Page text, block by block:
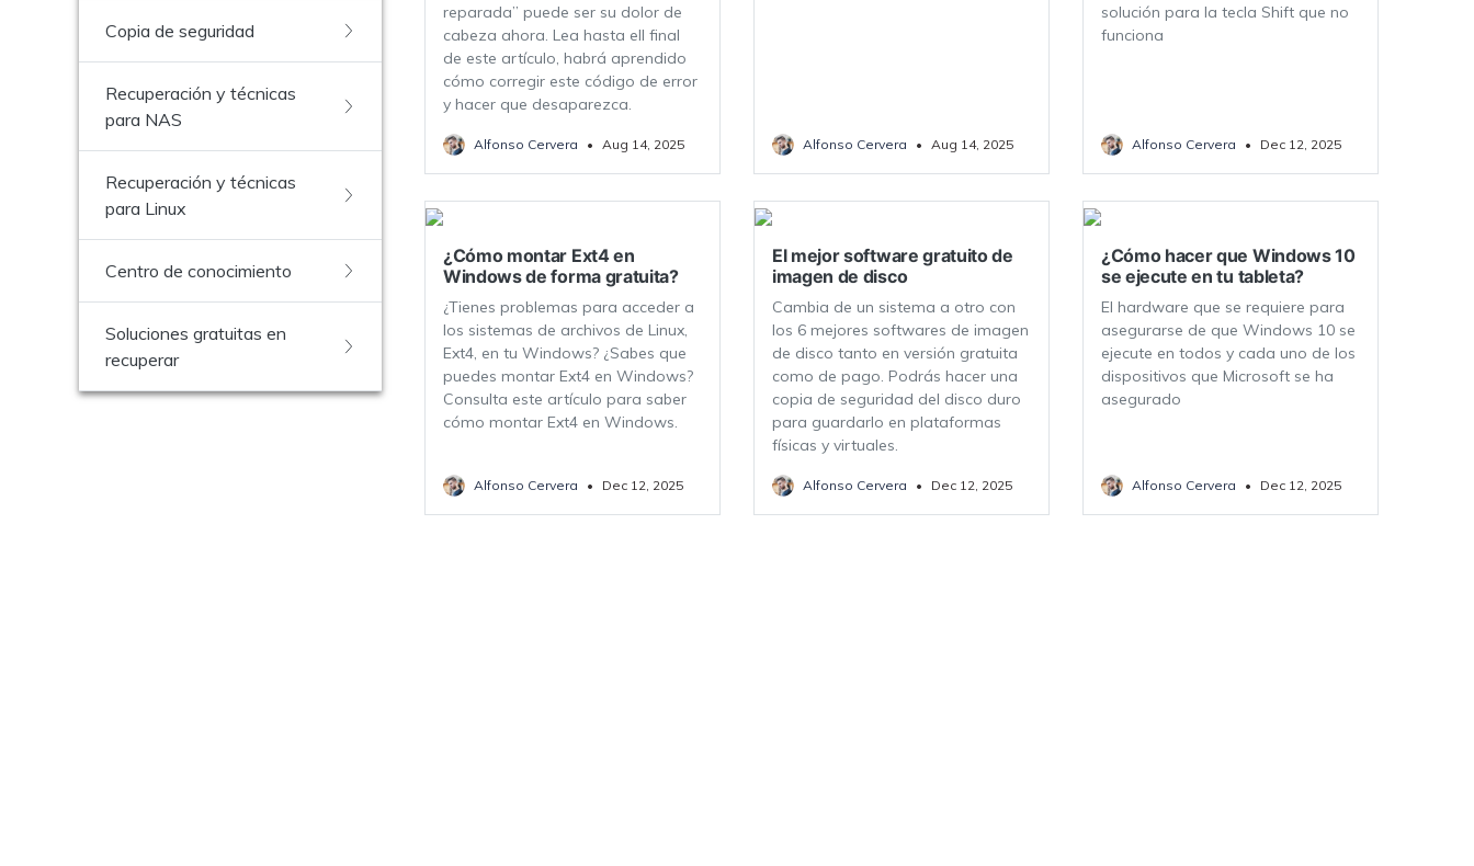
Copia de seguridad
Recuperación y técnicas
para NAS
Recuperación y técnicas
para Linux
Centro de conocimiento
Soluciones gratuitas en
recuperar
reparada” puede ser su dolor de
cabeza ahora. Lea hasta ell final
de este artículo, habrá aprendido
cómo corregir este código de error
y hacer que desaparezca.
Alfonso Cervera • Aug 14, 2025 Alfonso Cervera • Aug 14, 2025
solución para la tecla Shift que no
funciona
Alfonso Cervera • Dec 12, 2025
¿Cómo montar Ext4 en
Windows de forma gratuita?
¿Tienes problemas para acceder a
los sistemas de archivos de Linux,
Ext4, en tu Windows? ¿Sabes que
puedes montar Ext4 en Windows?
Consulta este artículo para saber
cómo montar Ext4 en Windows.
Alfonso Cervera • Dec 12, 2025
El mejor software gratuito de
imagen de disco
Cambia de un sistema a otro con
los 6 mejores softwares de imagen
de disco tanto en versión gratuita
como de pago. Podrás hacer una
copia de seguridad del disco duro
para guardarlo en plataformas
físicas y virtuales.
Alfonso Cervera • Dec 12, 2025
¿Cómo hacer que Windows 10
se ejecute en tu tableta?
El hardware que se requiere para
asegurarse de que Windows 10 se
ejecute en todos y cada uno de los
dispositivos que Microsoft se ha
asegurado
Alfonso Cervera • Dec 12, 2025